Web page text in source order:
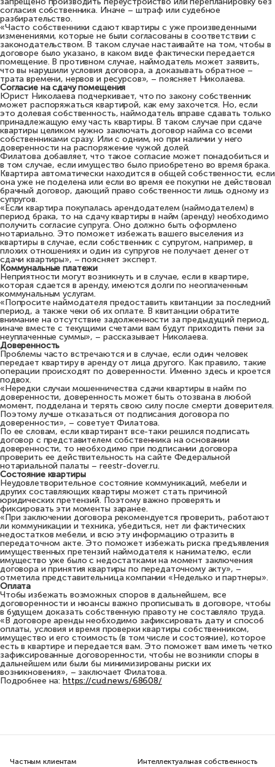
согласия собственника. Иначе – штраф или судебное
разбирательство.
«Часто собственники сдают квартиры с уже произведенными
изменениями, которые не были согласованы в соответствии с
законодательством. В таком случае настаивайте на том, чтобы в
договоре было указано, в каком виде фактически передается
помещение. В противном случае, наймодатель может заявить,
что вы нарушили условия договора, а доказывать обратное –
трата времени, нервов и ресурсов», – поясняет Николаева.
Согласие на сдачу помещения
Юрист Николаева подчеркивает, что по закону собственник
может распоряжаться квартирой, как ему захочется. Но, если
это долевая собственность, наймодатель вправе сдавать только
принадлежащую ему часть квартиры. В таком случае при сдаче
квартиры целиком нужно заключать договор найма со всеми
собственниками сразу. Или с одним, но при наличии у него
доверенности на распоряжение чужой долей.
Филатова добавляет, что такое согласие может понадобиться и
в том случае, если имущество было приобретено во время брака.
Квартира автоматически находится в общей собственности, если
она уже не поделена или если во время ее покупки не действовал
брачный договор, дающий право собственности лишь одному из
супругов.
«Если квартира покупалась арендодателем (наймодателем) в
период брака, то на сдачу квартиры в найм (аренду) необходимо
получить согласие супруга. Оно должно быть оформлено
нотариально. Это поможет избежать вашего выселения из
квартиры в случае, если собственник с супругом, например, в
плохих отношениях и один из супругов не получает денег от
сдачи квартиры», – поясняет эксперт.
Коммунальные платежи
Неприятности могут возникнуть и в случае, если в квартире,
которая сдается в аренду, имеются долги по неоплаченным
коммунальным услугам.
«Попросите наймодателя предоставить квитанции за последний
период, а также чеки об их оплате. В квитанции обратите
внимание на отсутствие задолженности за предыдущий период,
иначе вместе с текущими счетами вам будут приходить пени за
неуплаченные суммы», – рассказывает Николаева.
Доверенность
Проблемы часто встречаются и в случае, если один человек
передает квартиру в аренду от лица другого. Как правило, такие
операции происходят по доверенности. Именно здесь и кроется
подвох.
«Нередки случаи мошенничества сдачи квартиры в найм по
доверенности, доверенность может быть отозвана в любой
момент, подделана и терять свою силу после смерти доверителя.
Поэтому лучше отказаться от подписания договора по
доверенности», – советует Филатова.
По ее словам, если квартирант все-таки решился подписать
договор с представителем собственника на основании
доверенности, то необходимо при подписании договора
проверить ее действительность на сайте Федеральной
нотариальной палаты – reestr-dover.ru.
Состояние квартиры
Неудовлетворительное состояние коммуникаций, мебели и
других составляющих квартиры может стать причиной
юридических претензий. Поэтому важно проверять и
фиксировать эти моменты заранее.
«При заключении договора рекомендуется проверить, работают
ли коммуникации и техника, убедиться, нет ли фактических
недостатков мебели, и всю эту информацию отразить в
передаточном акте. Это поможет избежать риска предъявления
имущественных претензий наймодателя к нанимателю, если
имущество уже было с недостатками на момент заключения
договора и принятия квартиры по передаточному акту», –
отметила представительница компании «Неделько и партнеры».
Оплата
Чтобы избежать возможных споров в дальнейшем, все
договоренности и нюансы важно прописывать в договоре, чтобы
в будущем доказать собственную правоту не составляло труда.
«В договоре аренды необходимо зафиксировать дату и способ
оплаты, условия и время проверки квартиры собственником,
имущество и его стоимость (в том числе и состояние), которое
есть в квартире и передается вам. Это поможет вам иметь четко
зафиксированные договоренности, чтобы не возникли споры в
дальнейшем или были бы минимизированы риски их
возникновения», – заключает Филатова.
Подробнее на:https://cud.news/68608/
Частным клиентам Интеллектуальная собственность